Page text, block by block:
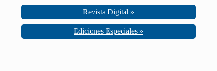
Revista Digital »
Ediciones Especiales »